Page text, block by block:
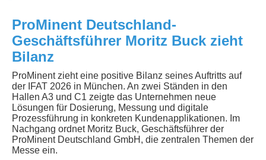
ProMinent Deutschland-
Geschäftsführer Moritz Buck zieht
Bilanz
ProMinent zieht eine positive Bilanz seines Auftritts auf
der IFAT 2026 in München. An zwei Ständen in den
Hallen A3 und C1 zeigte das Unternehmen neue
Lösungen für Dosierung, Messung und digitale
Prozessführung in konkreten Kundenapplikationen. Im
Nachgang ordnet Moritz Buck, Geschäftsführer der
ProMinent Deutschland GmbH, die zentralen Themen der
Messe ein.